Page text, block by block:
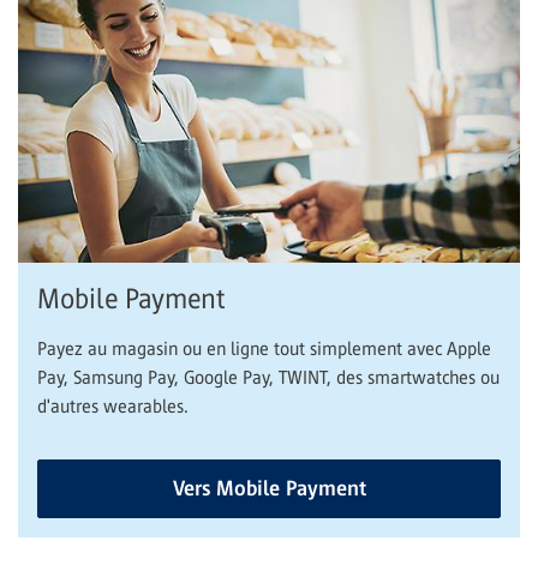
Mobile Payment
Payez au magasin ou en ligne tout simplement avec Apple
Pay, Samsung Pay, Google Pay, TWINT, des smartwatches ou
d'autres wearables.
Vers Mobile Payment